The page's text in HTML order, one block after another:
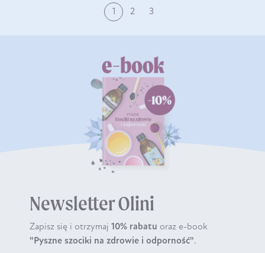
1 2 3
Newsletter Olini
Zapisz się i otrzymaj 10% rabatu oraz e-book
"Pyszne szociki na zdrowie i odporność".